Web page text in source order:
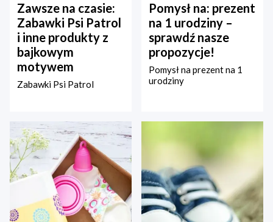
Zawsze na czasie:
Zabawki Psi Patrol
i inne produkty z
bajkowym
motywem
Zabawki Psi Patrol
Pomysł na: prezent
na 1 urodziny –
sprawdź nasze
propozycje!
Pomysł na prezent na 1
urodziny